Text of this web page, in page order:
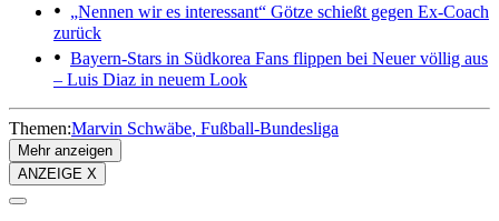
„Nennen wir es interessant“ Götze schießt gegen Ex-Coach
zurück
Bayern-Stars in Südkorea Fans flippen bei Neuer völlig aus
– Luis Diaz in neuem Look
Themen:Marvin Schwäbe Fußball-Bundesliga
Mehr anzeigen
ANZEIGE X